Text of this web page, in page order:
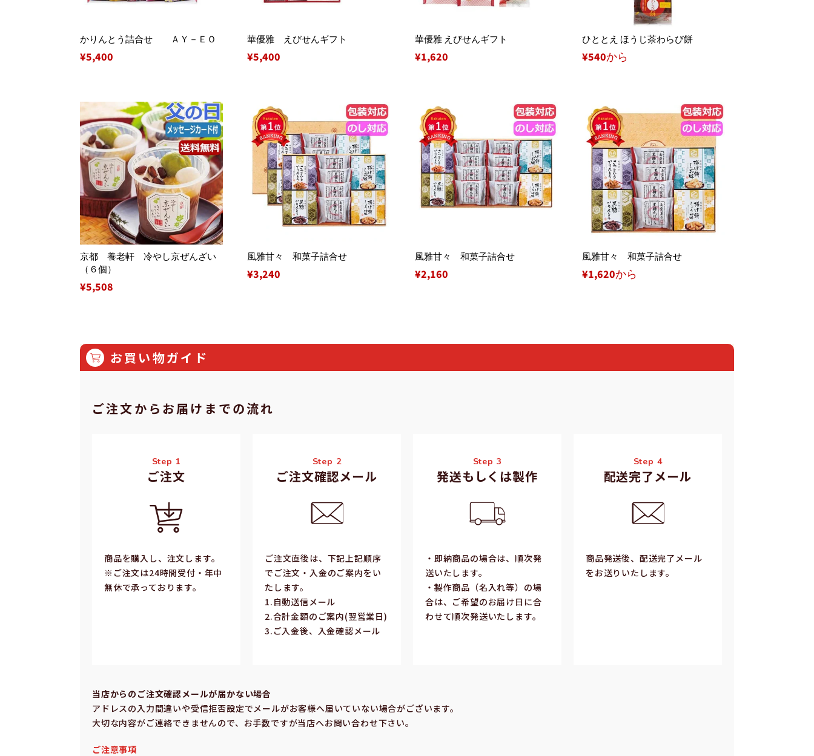
かりんとう詰合せ ＡＹ－ＥＯ
通
格
¥5,400
華優雅 えびせんギフト
通
¥5,400
華優雅 えびせんギフト
通
¥1,620
ひととえ ほうじ茶わらび餅
¥540から
京都 養老軒 冷やし京ぜんざい
（６個）
通
¥5,508
風雅甘々 和菓子詰合せ
通
¥3,240
風雅甘々 和菓子詰合せ
通
¥2,160
風雅甘々 和菓子詰合せ
¥1,620から
お買い物ガイド
ご注⽂からお届けまでの流れ
Step 1
ご注⽂
商品を購入し、注文します。
※ご注⽂は24時間受付・年中
無休で承っております。
Step 2
ご注文確認メール
ご注⽂直後は、下記上記順序
でご注⽂・⼊⾦のご案内をい
たします。
1.⾃動送信メール
2.合計⾦額のご案内(翌営業⽇)
3.ご⼊⾦後、⼊⾦確認メール
Step 3
発送もしくは製作
・即納商品の場合は、順次発
送いたします。
・製作商品（名⼊れ等）の場
合は、ご希望のお届け⽇に合
わせて順次発送いたします。
Step 4
配送完了メール
商品発送後、配送完了メール
をお送りいたします。
当店からのご注⽂確認メールが届かない場合
アドレスの⼊⼒間違いや受信拒否設定でメールがお客様へ届いていない場合がございます。
⼤切な内容がご連絡できませんので、お⼿数ですが当店へお問い合わせ下さい。
ご注意事項